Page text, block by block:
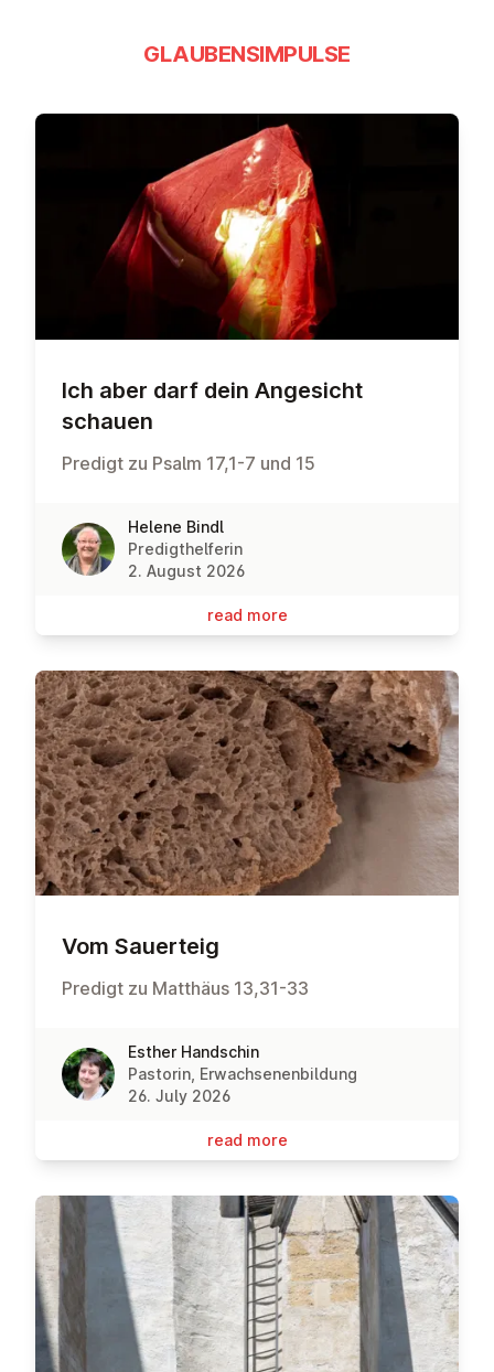
GLAUBENSIMPULSE
Ich aber darf dein Angesicht
schauen
Predigt zu Psalm 17,1-7 und 15
Helene Bindl
Predigthelferin
2. August 2026
read more
Vom Sauerteig
Predigt zu Matthäus 13,31-33
Esther Handschin
Pastorin, Erwachsenenbildung
26. July 2026
read more